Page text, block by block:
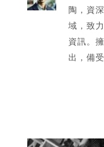
陶，資
域，致
資訊。
出，備